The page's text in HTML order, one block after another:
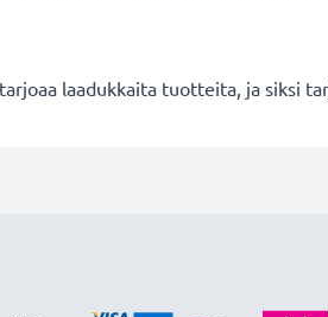
laadukkaita tuotteita, ja siksi